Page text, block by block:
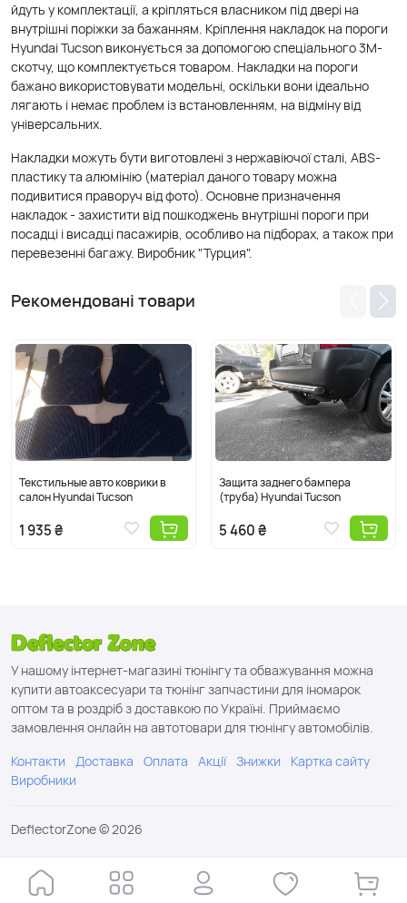
йдуть у комплектації, а кріпляться власником під двері на
внутрішні поріжки за бажанням. Кріплення накладок на пороги
Hyundai Tucson виконується за допомогою спеціального 3М-
скотчу, що комплектується товаром. Накладки на пороги
бажано використовувати модельні, оскільки вони ідеально
лягають і немає проблем із встановленням, на відміну від
універсальних.
Накладки можуть бути виготовлені з нержавіючої сталі, ABS-
пластику та алюмінію (матеріал даного товару можна
подивитися праворуч від фото). Основне призначення
накладок - захистити від пошкоджень внутрішні пороги при
посадці і висадці пасажирів, особливо на підборах, а також при
перевезенні багажу. Виробник "Турция".
Рекомендовані товари
Текстильные авто коврики в
салон Hyundai Tucson
1 935 ₴
Защита заднего бампера
(труба) Hyundai Tucson
5 460 ₴
У нашому інтернет-магазині тюнінгу та обважування можна
купити автоаксесуари та тюнінг запчастини для іномарок
оптом та в роздріб з доставкою по Україні. Приймаємо
замовлення онлайн на автотовари для тюнінгу автомобілів.
Контакти Доставка Оплата Акції Знижки
Картка сайту
Виробники
DeflectorZone © 2026